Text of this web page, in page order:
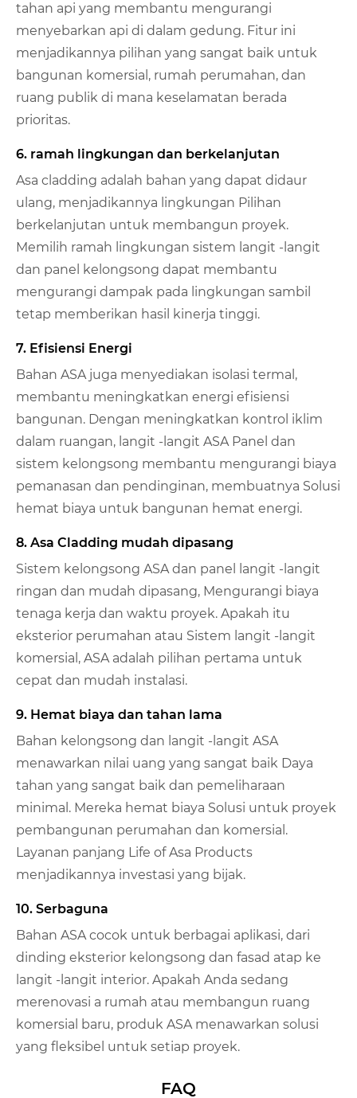
tahan api yang membantu mengurangi
menyebarkan api di dalam gedung. Fitur ini
menjadikannya pilihan yang sangat baik untuk
bangunan komersial, rumah perumahan, dan
ruang publik di mana keselamatan berada
prioritas.
6. ramah lingkungan dan berkelanjutan
Asa cladding adalah bahan yang dapat didaur
ulang, menjadikannya lingkungan Pilihan
berkelanjutan untuk membangun proyek.
Memilih ramah lingkungan sistem langit -langit
dan panel kelongsong dapat membantu
mengurangi dampak pada lingkungan sambil
tetap memberikan hasil kinerja tinggi.
7. Efisiensi Energi
Bahan ASA juga menyediakan isolasi termal,
membantu meningkatkan energi efisiensi
bangunan. Dengan meningkatkan kontrol iklim
dalam ruangan, langit -langit ASA Panel dan
sistem kelongsong membantu mengurangi biaya
pemanasan dan pendinginan, membuatnya Solusi
hemat biaya untuk bangunan hemat energi.
8. Asa Cladding mudah dipasang
Sistem kelongsong ASA dan panel langit -langit
ringan dan mudah dipasang, Mengurangi biaya
tenaga kerja dan waktu proyek. Apakah itu
eksterior perumahan atau Sistem langit -langit
komersial, ASA adalah pilihan pertama untuk
cepat dan mudah instalasi.
9. Hemat biaya dan tahan lama
Bahan kelongsong dan langit -langit ASA
menawarkan nilai uang yang sangat baik Daya
tahan yang sangat baik dan pemeliharaan
minimal. Mereka hemat biaya Solusi untuk proyek
pembangunan perumahan dan komersial.
Layanan panjang Life of Asa Products
menjadikannya investasi yang bijak.
10. Serbaguna
Bahan ASA cocok untuk berbagai aplikasi, dari
dinding eksterior kelongsong dan fasad atap ke
langit -langit interior. Apakah Anda sedang
merenovasi a rumah atau membangun ruang
komersial baru, produk ASA menawarkan solusi
yang fleksibel untuk setiap proyek.
FAQ